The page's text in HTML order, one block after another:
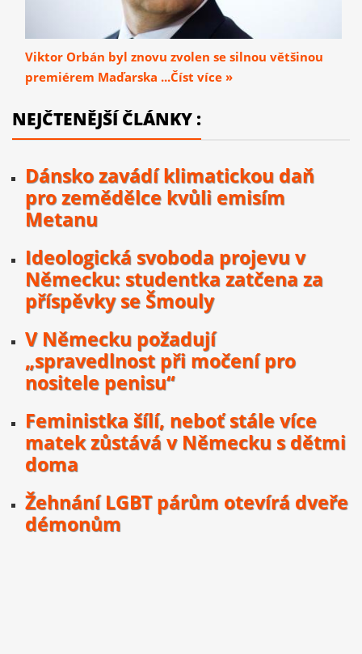
Viktor Orbán byl znovu zvolen se silnou většinou
premiérem Maďarska ...Číst více »
NEJČTENĚJŠÍ ČLÁNKY :
Dánsko zavádí klimatickou daň
pro zemědělce kvůli emisím
Metanu
Ideologická svoboda projevu v
Německu: studentka zatčena za
příspěvky se Šmouly
V Německu požadují
„spravedlnost při močení pro
nositele penisu“
Feministka šílí, neboť stále více
matek zůstává v Německu s dětmi
doma
Žehnání LGBT párům otevírá dveře
démonům